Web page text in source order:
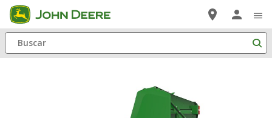
Saltar
a
contenido
principal
Buscar